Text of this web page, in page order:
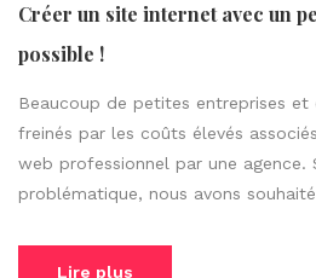
Créer un site internet avec un
possible !
Beaucoup de petites entreprises et
freinés par les coûts élevés
web professionnel par une agence.
problématique, nous avons
Lire plus